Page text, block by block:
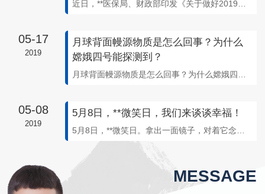
近日，**医保局、财政部印发《关于做好2019年城乡居民基本医疗保障工作的通知》，其中提到，实行个人（家庭）账户的应于2020年年底前取消，向门诊统筹平稳过渡；已取消个人（家庭）账户的，不得恢复或变相
05-17
2019
月球背面幔源物质是怎么回事？为什么
嫦娥四号能探测到？
月球背面幔源物质是怎么回事？为什么嫦娥四号能探测到？天气网讯 根据中国探月工程发布的消息，日前，嫦娥四号月球探测工程又迎来新的发现成果。嫦娥四号证明，月球表层即月壳以斜长石矿物为主，月壳覆盖着的月
05-08
2019
5月8日，**微笑日，我们来谈谈幸福！
5月8日，**微笑日。拿出一面镜子，对着它念出“May eight”，你会发现自己的嘴角不自觉上翘。这是我发现的一个关于**微笑日的小秘密。如果有**你不开心，也可以默念“May eight”，笑容会
MESSAGE